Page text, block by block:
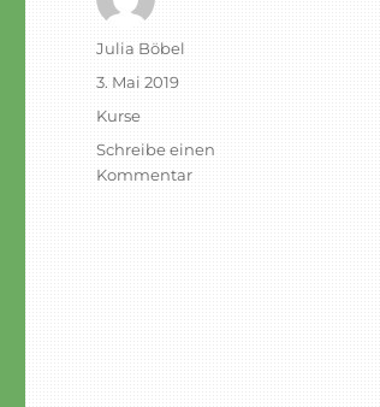
Autor
Julia Böbel
Veröffentlicht
am
3. Mai 2019
Schlagwörter
Kurse
Schreibe einen
Kommentarzu